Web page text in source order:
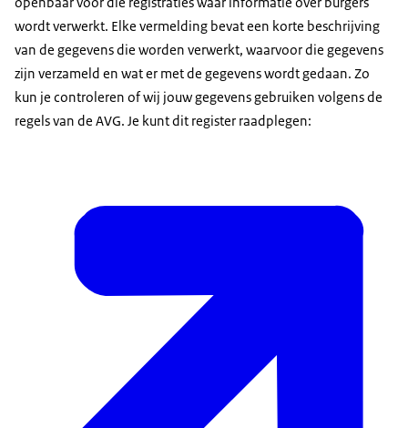
wordt verwerkt. Elke vermelding bevat een korte beschrijving
van de gegevens die worden verwerkt, waarvoor die gegevens
zijn verzameld en wat er met de gegevens wordt gedaan. Zo
kun je controleren of wij jouw gegevens gebruiken volgens de
regels van de AVG. Je kunt dit register raadplegen: